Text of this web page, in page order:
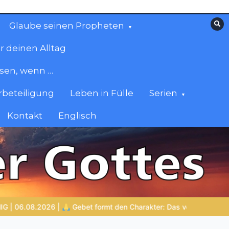
Glaube seinen Propheten
deinen Alltag
wenn …
Leben in Fülle Serien
Kontakt Englisch
Leben mit Gott NOCH WACH? | 05.08.2026 |